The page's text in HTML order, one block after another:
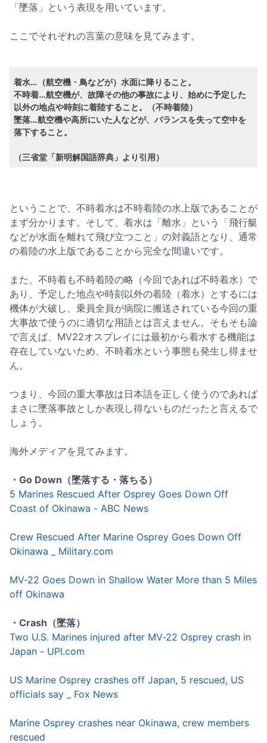
「墜落」という表現を用いています。
ここでそれぞれの言葉の意味を見てみます。
着水…（航空機・鳥などが）水面に降りること。
不時着…航空機が、故障その他の事故により、始めに予定した
以外の地点や時刻に着陸すること。（不時着陸）
墜落…航空機や高所にいた人などが、バランスを失って空中を
落下すること。
（三省堂「新明解国語辞典」より引用）
ということで、不時着水は不時着陸の水上版であることが
まず分かります。そして、着水は「離水」という「飛行艇
などが水面を離れて飛び立つこと」の対義語となり、通常
の着陸の水上版であることから完全な間違いです。
また、不時着も不時着陸の略（今回であれば不時着水）で
あり、予定した地点や時刻以外の着陸（着水）とするには
機体が大破し、乗員全員が病院に搬送されている今回の重
大事故で使うのに適切な用語とは言えません。そもそも論
で言えば、MV22オスプレイには最初から着水する機能は
存在していないため、不時着水という事態も発生し得ませ
ん。
つまり、今回の重大事故は日本語を正しく使うのであれば
まさに墜落事故としか表現し得ないものだったと言えるで
しょう。
海外メディアを見てみます。
・Go Down（墜落する・落ちる）
5 Marines Rescued After Osprey Goes Down Off
Coast of Okinawa - ABC News
Crew Rescued After Marine Osprey Goes Down Off
Okinawa _ Military.com
MV-22 Goes Down in Shallow Water More than 5 Miles
off Okinawa
・Crash（墜落）
Two U.S. Marines injured after MV-22 Osprey crash in
Japan - UPI.com
US Marine Osprey crashes off Japan, 5 rescued, US
officials say _ Fox News
Marine Osprey crashes near Okinawa, crew members
rescued